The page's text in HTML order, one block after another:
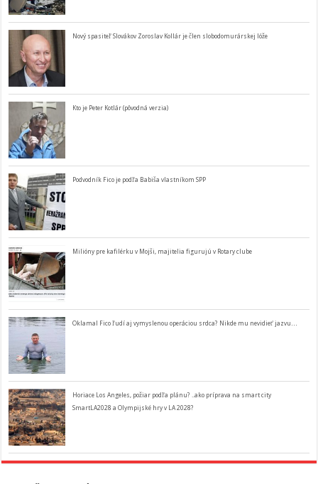
Nový spasiteľ Slovákov Zoroslav Kollár je člen slobodomurárskej lóže
Kto je Peter Kotlár (pôvodná verzia)
Podvodník Fico je podľa Babiša vlastníkom SPP
Milióny pre kafilérku v Mojši, majitelia figurujú v Rotary clube
Oklamal Fico ľudí aj vymyslenou operáciou srdca? Nikde mu nevidieť jazvu…
Horiace Los Angeles, požiar podľa plánu? ..ako príprava na smart city
SmartLA2028 a Olympijské hry v LA 2028?